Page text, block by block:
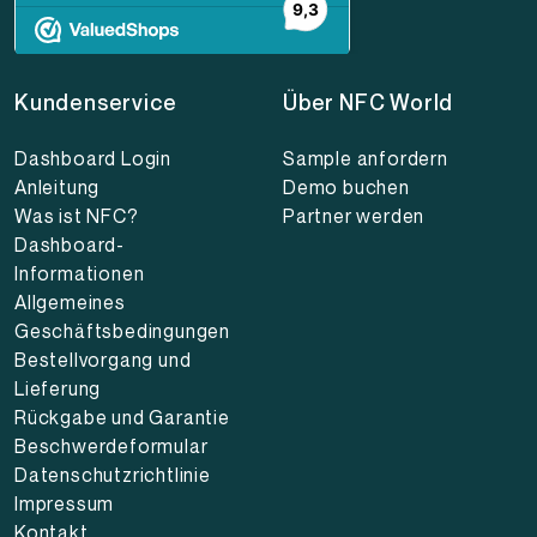
Kundenservice
Dashboard Login
Anleitung
Was ist NFC?
Dashboard-
Informationen
Allgemeines
Geschäftsbedingungen
Bestellvorgang und
Lieferung
Rückgabe und Garantie
Beschwerdeformular
Datenschutzrichtlinie
Impressum
Kontakt
Über NFC World
Sample anfordern
Demo buchen
Partner werden